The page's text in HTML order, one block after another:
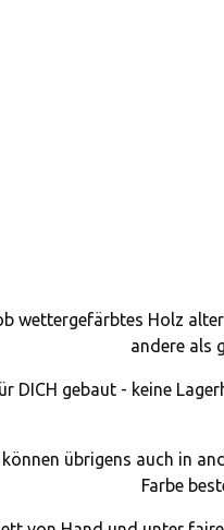
wettergefärbtes Holz
andere als
DICH gebaut - keine
übrigens auch in
Farbe